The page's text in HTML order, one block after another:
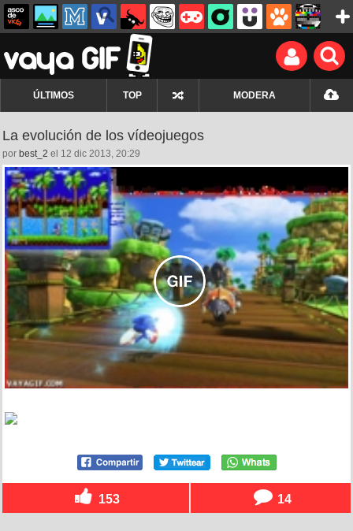
ÚLTIMOS TOP MODERA
La evolución de los vídeojuegos
por best_2 el 12 dic 2013, 20:29
153 14